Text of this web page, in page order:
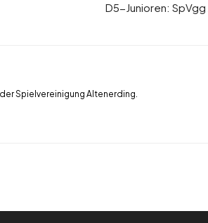
D5-Junioren:
Spielvereinigung Altenerding.